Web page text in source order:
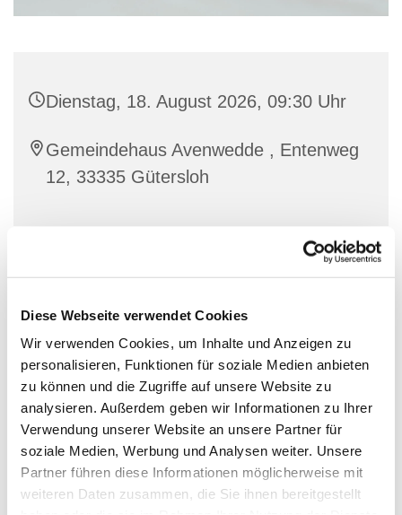
Diese Webseite verwendet Cookies
Wir verwenden Cookies, um Inhalte und Anzeigen zu
personalisieren, Funktionen für soziale Medien anbieten
zu können und die Zugriffe auf unsere Website zu
analysieren. Außerdem geben wir Informationen zu Ihrer
Verwendung unserer Website an unsere Partner für
soziale Medien, Werbung und Analysen weiter. Unsere
Partner führen diese Informationen möglicherweise mit
weiteren Daten zusammen, die Sie ihnen bereitgestellt
Dienstag, 18. August 2026, 09:30 Uhr
Gemeindehaus Avenwedde , Entenweg
12, 33335 Gütersloh